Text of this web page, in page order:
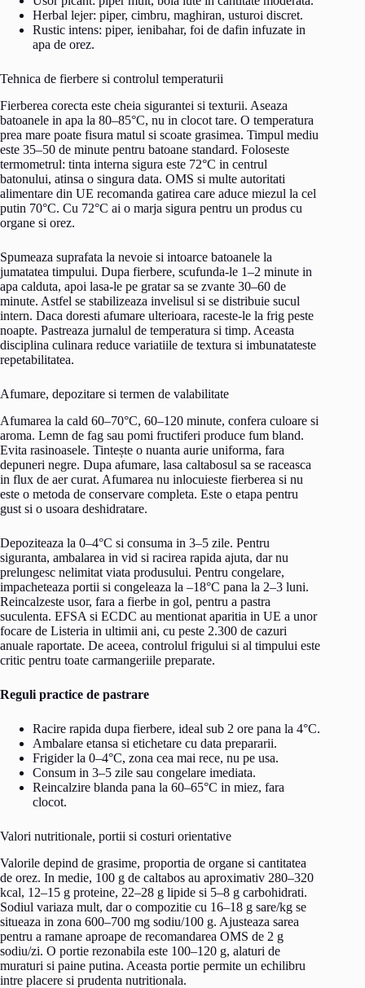
Herbal lejer: piper, cimbru, maghiran, usturoi discret.
Rustic intens: piper, ienibahar, foi de dafin infuzate in
apa de orez.
Tehnica de fierbere si controlul temperaturii
Fierberea corecta este cheia sigurantei si texturii. Aseaza
batoanele in apa la 80–85°C, nu in clocot tare. O temperatura
prea mare poate fisura matul si scoate grasimea. Timpul mediu
este 35–50 de minute pentru batoane standard. Foloseste
termometrul: tinta interna sigura este 72°C in centrul
batonului, atinsa o singura data. OMS si multe autoritati
alimentare din UE recomanda gatirea care aduce miezul la cel
putin 70°C. Cu 72°C ai o marja sigura pentru un produs cu
organe si orez.
Spumeaza suprafata la nevoie si intoarce batoanele la
jumatatea timpului. Dupa fierbere, scufunda-le 1–2 minute in
apa calduta, apoi lasa-le pe gratar sa se zvante 30–60 de
minute. Astfel se stabilizeaza invelisul si se distribuie sucul
intern. Daca doresti afumare ulterioara, raceste-le la frig peste
noapte. Pastreaza jurnalul de temperatura si timp. Aceasta
disciplina culinara reduce variatiile de textura si imbunatateste
repetabilitatea.
Afumare, depozitare si termen de valabilitate
Afumarea la cald 60–70°C, 60–120 minute, confera culoare si
aroma. Lemn de fag sau pomi fructiferi produce fum bland.
Evita rasinoasele. Tintește o nuanta aurie uniforma, fara
depuneri negre. Dupa afumare, lasa caltabosul sa se raceasca
in flux de aer curat. Afumarea nu inlocuieste fierberea si nu
este o metoda de conservare completa. Este o etapa pentru
gust si o usoara deshidratare.
Depoziteaza la 0–4°C si consuma in 3–5 zile. Pentru
siguranta, ambalarea in vid si racirea rapida ajuta, dar nu
prelungesc nelimitat viata produsului. Pentru congelare,
impacheteaza portii si congeleaza la –18°C pana la 2–3 luni.
Reincalzeste usor, fara a fierbe in gol, pentru a pastra
suculenta. EFSA si ECDC au mentionat aparitia in UE a unor
focare de Listeria in ultimii ani, cu peste 2.300 de cazuri
anuale raportate. De aceea, controlul frigului si al timpului este
critic pentru toate carmangeriile preparate.
Reguli practice de pastrare
Racire rapida dupa fierbere, ideal sub 2 ore pana la 4°C.
Ambalare etansa si etichetare cu data prepararii.
Frigider la 0–4°C, zona cea mai rece, nu pe usa.
Consum in 3–5 zile sau congelare imediata.
Reincalzire blanda pana la 60–65°C in miez, fara
clocot.
Valori nutritionale, portii si costuri orientative
Valorile depind de grasime, proportia de organe si cantitatea
de orez. In medie, 100 g de caltabos au aproximativ 280–320
kcal, 12–15 g proteine, 22–28 g lipide si 5–8 g carbohidrati.
Sodiul variaza mult, dar o compozitie cu 16–18 g sare/kg se
situeaza in zona 600–700 mg sodiu/100 g. Ajusteaza sarea
pentru a ramane aproape de recomandarea OMS de 2 g
sodiu/zi. O portie rezonabila este 100–120 g, alaturi de
muraturi si paine putina. Aceasta portie permite un echilibru
intre placere si prudenta nutritionala.